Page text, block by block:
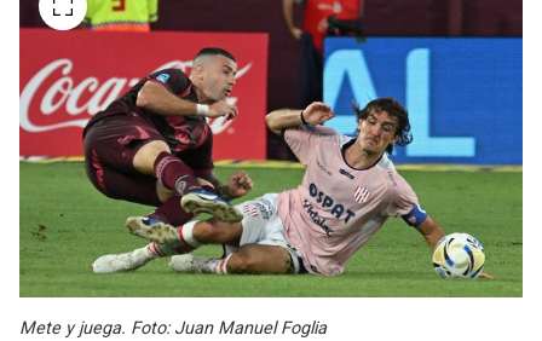
Mete y juega. Foto: Juan Manuel Foglia